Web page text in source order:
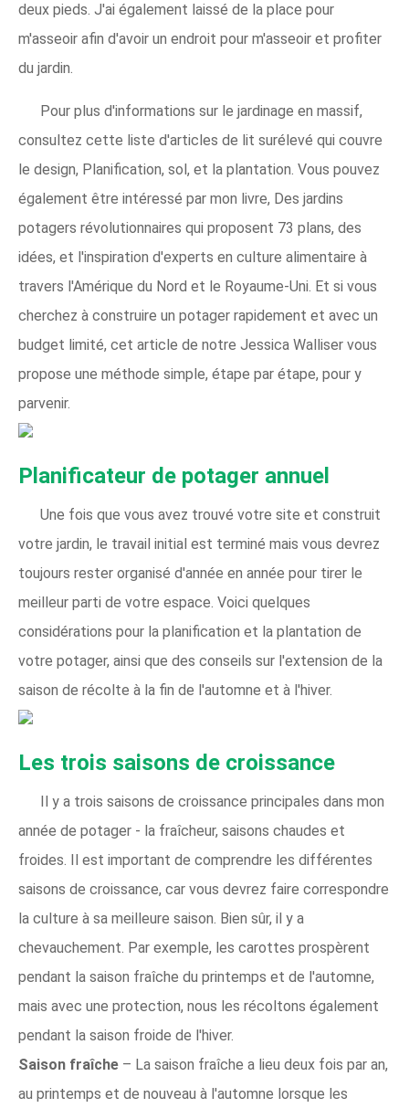
deux pieds. J'ai également laissé de la place pour
m'asseoir afin d'avoir un endroit pour m'asseoir et profiter
du jardin.
Pour plus d'informations sur le jardinage en massif,
consultez cette liste d'articles de lit surélevé qui couvre
le design, Planification, sol, et la plantation. Vous pouvez
également être intéressé par mon livre, Des jardins
potagers révolutionnaires qui proposent 73 plans, des
idées, et l'inspiration d'experts en culture alimentaire à
travers l'Amérique du Nord et le Royaume-Uni. Et si vous
cherchez à construire un potager rapidement et avec un
budget limité, cet article de notre Jessica Walliser vous
propose une méthode simple, étape par étape, pour y
parvenir.
Planificateur de potager annuel
Une fois que vous avez trouvé votre site et construit
votre jardin, le travail initial est terminé mais vous devrez
toujours rester organisé d'année en année pour tirer le
meilleur parti de votre espace. Voici quelques
considérations pour la planification et la plantation de
votre potager, ainsi que des conseils sur l'extension de la
saison de récolte à la fin de l'automne et à l'hiver.
Les trois saisons de croissance
Il y a trois saisons de croissance principales dans mon
année de potager - la fraîcheur, saisons chaudes et
froides. Il est important de comprendre les différentes
saisons de croissance, car vous devrez faire correspondre
la culture à sa meilleure saison. Bien sûr, il y a
chevauchement. Par exemple, les carottes prospèrent
pendant la saison fraîche du printemps et de l'automne,
mais avec une protection, nous les récoltons également
pendant la saison froide de l'hiver.
Saison fraîche – La saison fraîche a lieu deux fois par an,
au printemps et de nouveau à l'automne lorsque les